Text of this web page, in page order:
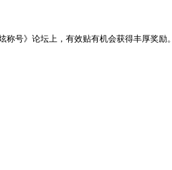
号》论坛上，有效贴有机会获得丰厚奖励。